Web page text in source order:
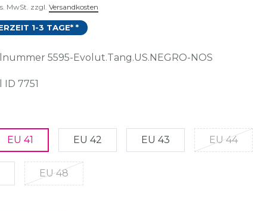
MwSt. zzgl. Versandkosten
1-3 TAGE* *
5595-Evolut.Tang.US.NEGRO-NOS
ID 7751
EU 41 EU 42 EU 43 EU 44
EU 48